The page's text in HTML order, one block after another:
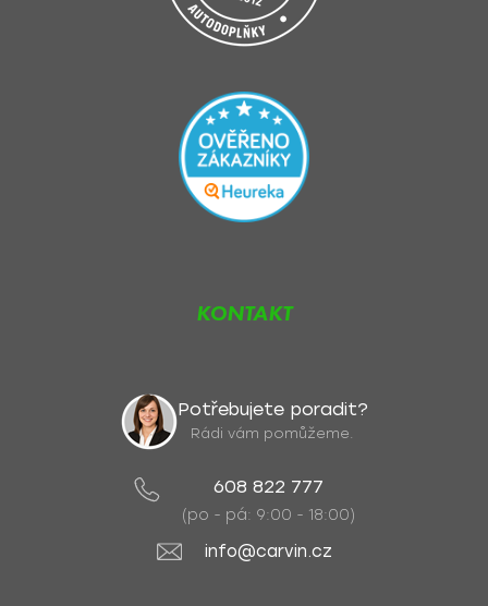
KONTAKT
Potřebujete poradit?
Rádi vám pomůžeme.
608 822 777
(po - pá: 9:00 - 18:00)
info@carvin.cz